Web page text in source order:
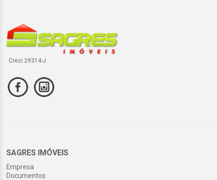
Creci 29314-J
SAGRES IMÓVEIS
Empresa
Documentos